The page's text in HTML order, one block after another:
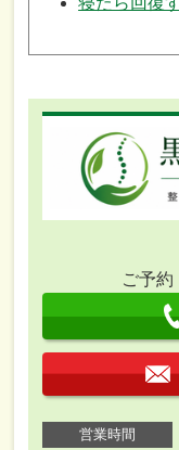
ご予約
営業時間